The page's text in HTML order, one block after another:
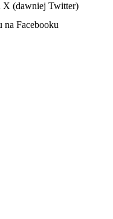
X (dawniej Twitter)
na Facebooku